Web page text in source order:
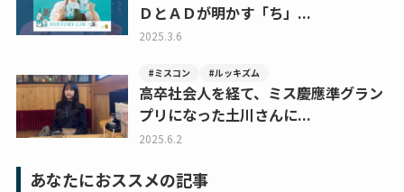
ＤとＡＤが明かす「ち」...
2025.3.6
#ミスコン #ルッキズム
高卒社会人を経て、ミス慶應準グラン
プリになった土川さんに...
2025.6.2
あなたにおススメの記事